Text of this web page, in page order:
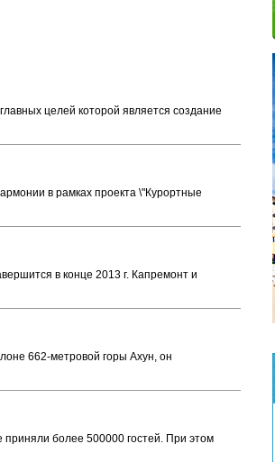
целей которой является создание
в рамках проекта \"Курортные
в конце 2013 г. Капремонт и
662-метровой горы Ахун, он
более 500000 гостей. При этом